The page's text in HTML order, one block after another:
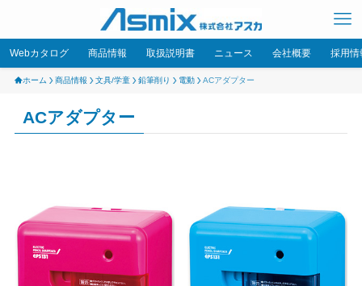
Webカタログ 商品情報 取扱説明書 ニュース 会社概要 採用情
ホーム 商品情報 文具/学童 鉛筆削り 電動 ACアダプター
ACアダプター